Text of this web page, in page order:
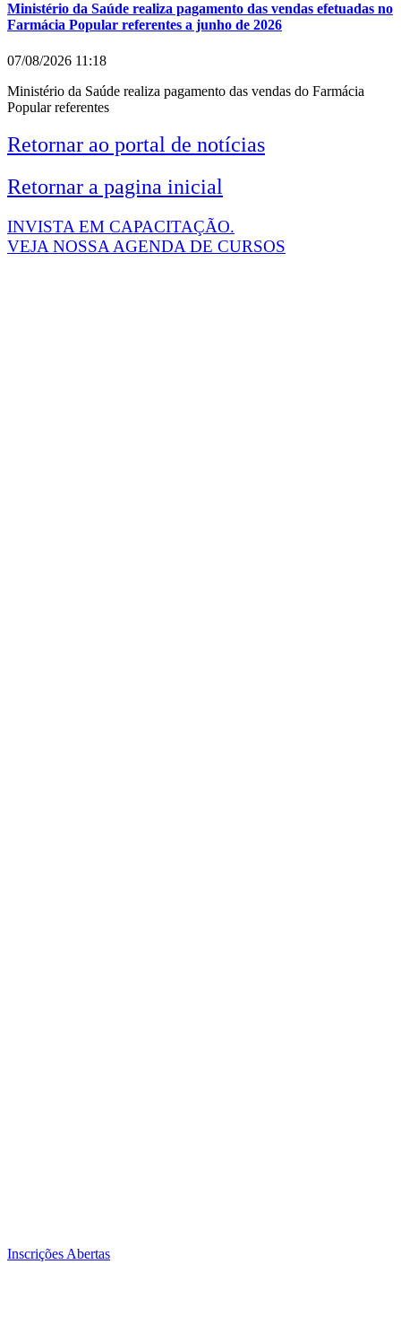
Ministério da Saúde realiza pagamento das vendas efetuadas no
Farmácia Popular referentes a junho de 2026
07/08/2026 11:18
Ministério da Saúde realiza pagamento das vendas do Farmácia
Popular referentes
Retornar ao portal de notícias
Retornar a pagina inicial
INVISTA EM CAPACITAÇÃO.
VEJA NOSSA AGENDA DE CURSOS
Inscrições Abertas